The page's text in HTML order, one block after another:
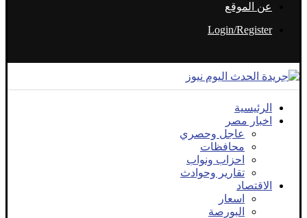
عن الموقع
Login/Register
الرئيسية
اخبار مصر
عاجل وحصري
محافظات
احزاب ونواب
تقارير وحوادث
الاقتصاد
اسعار
البورصة